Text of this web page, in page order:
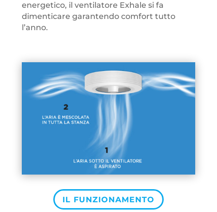
energetico, il ventilatore Exhale si fa
dimenticare garantendo comfort tutto
l’anno.
IL FUNZIONAMENTO